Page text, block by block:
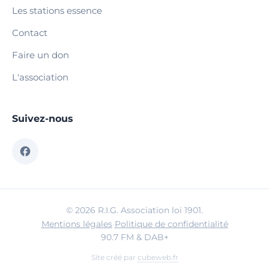
Les stations essence
Contact
Faire un don
L'association
Suivez-nous
© 2026 R.I.G. Association loi 1901.
Mentions légales·Politique de confidentialité
90.7 FM & DAB+
Site créé par cubeweb.fr